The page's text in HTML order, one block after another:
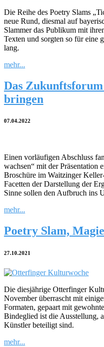
Die Reihe des Poetry Slams
neue Rund, diesmal auf
Slammer das Publikum mit
Texten und sorgten so für eine
lang.
mehr...
Das
bringen
07.04.2022
Einen vorläufigen Abschluss
wachsen“ mit der Präsentation
Broschüre im Waitzinger
Facetten der Darstellung der
Sinne sollen den Aufbruch ins
mehr...
Poetry Slam,
27.10.2021
Die diesjährige Otterfinger
November überrascht mit
Formaten, gepaart mit
Bindeglied ist die Ausstellung,
Künstler beteiligt sind.
mehr...